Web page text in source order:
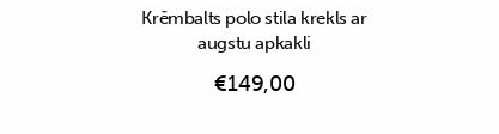
Krēmbalts polo stila krekls ar
augstu apkakli
€149,00